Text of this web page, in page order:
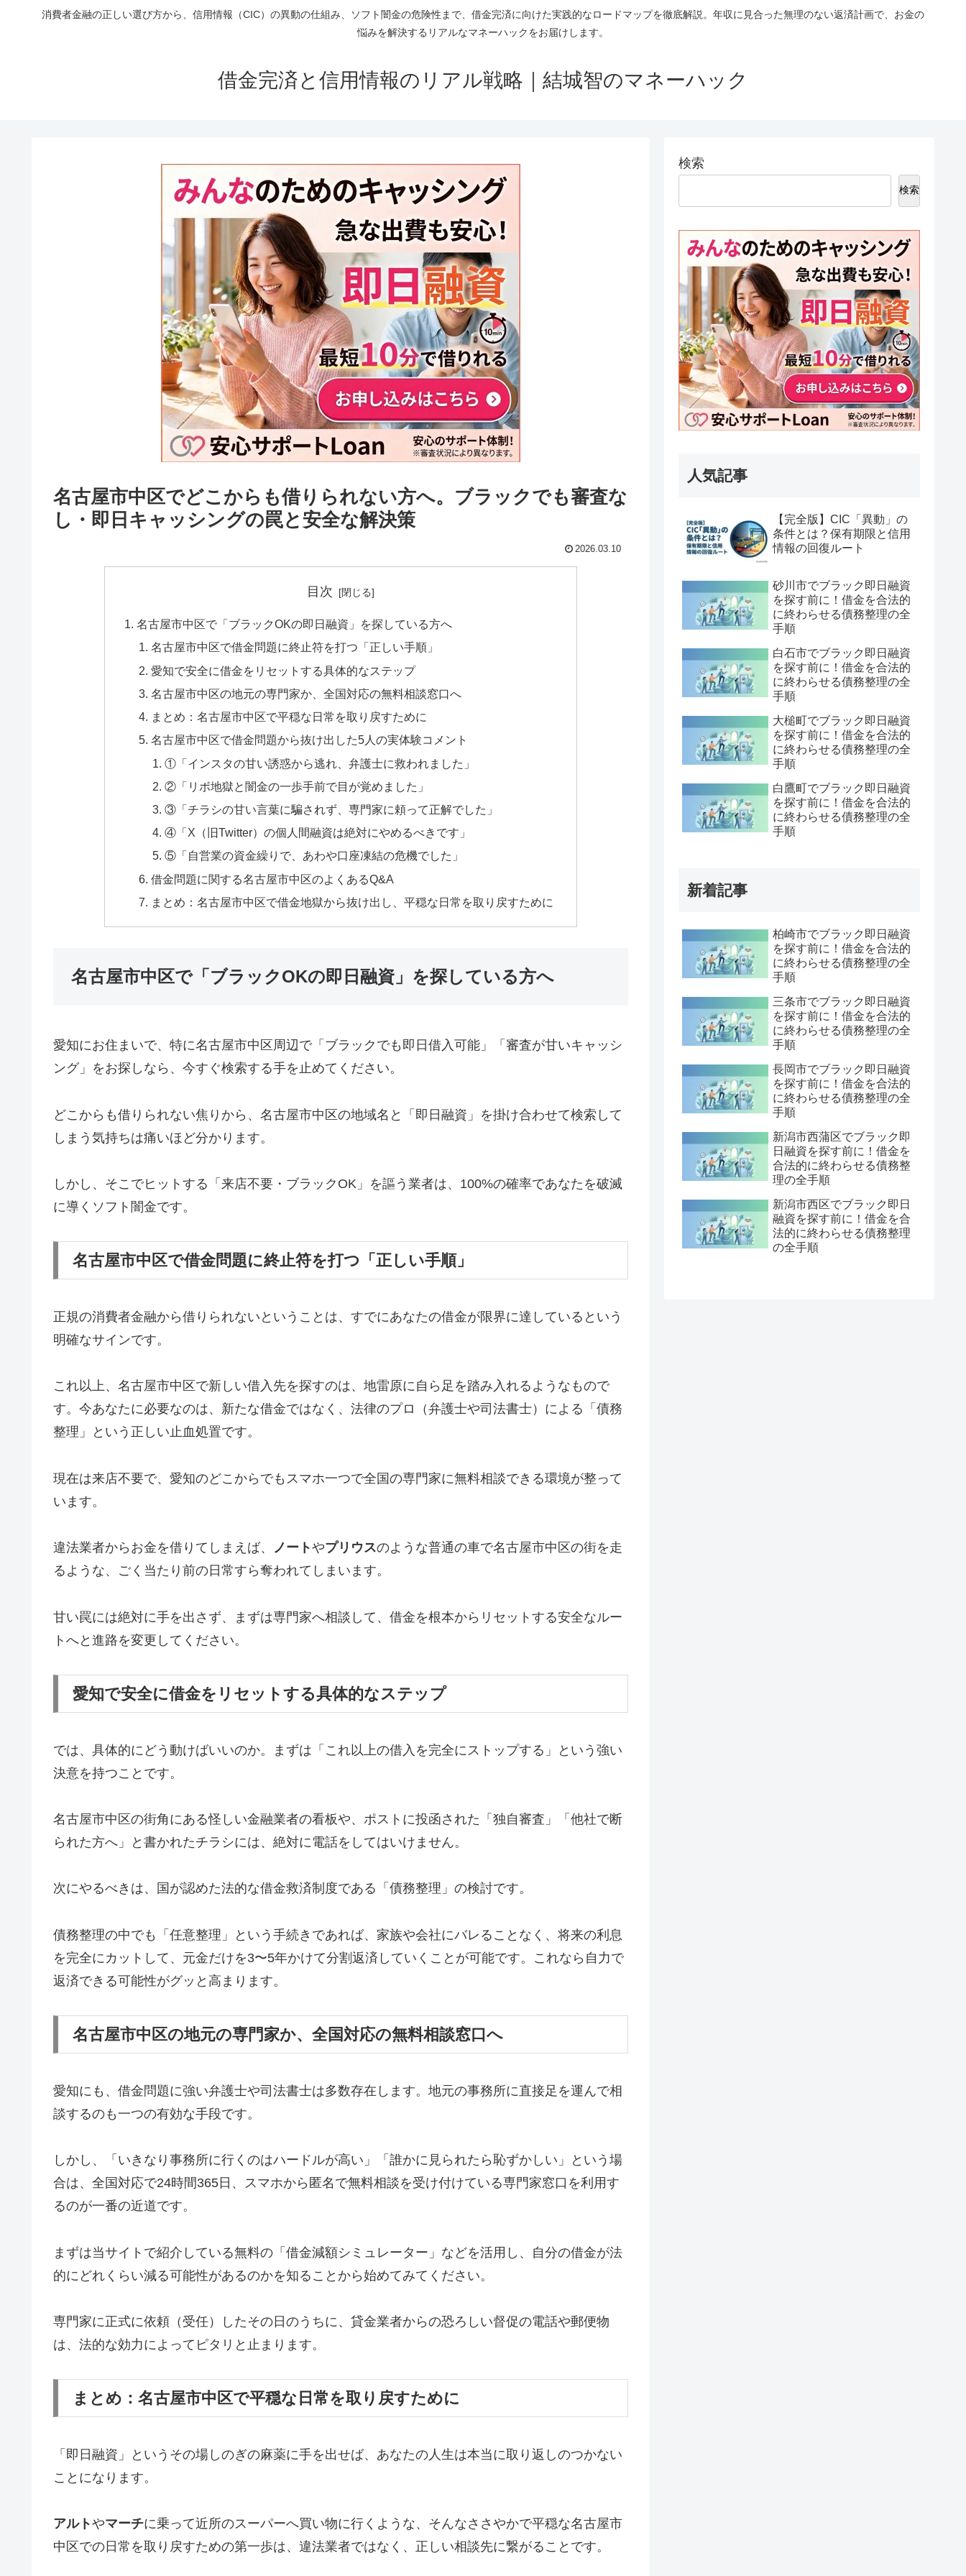
消費者金融の正しい選び方から、信用情報（CIC）の異動の仕組み、ソフト闇金の危険性まで、借金完済に向けた実践的なロードマップを徹底解説。年収に見合った無理のない返済計画で、お金の
悩みを解決するリアルなマネーハックをお届けします。
借金完済と信用情報のリアル戦略｜結城智のマネーハック
名古屋市中区でどこからも借りられない方へ。ブラックでも審査な
し・即日キャッシングの罠と安全な解決策
2026.03.10
目次
名古屋市中区で「ブラックOKの即日融資」を探している方へ
名古屋市中区で借金問題に終止符を打つ「正しい手順」
愛知で安全に借金をリセットする具体的なステップ
名古屋市中区の地元の専門家か、全国対応の無料相談窓口へ
まとめ：名古屋市中区で平穏な日常を取り戻すために
名古屋市中区で借金問題から抜け出した5人の実体験コメント
①「インスタの甘い誘惑から逃れ、弁護士に救われました」
②「リボ地獄と闇金の一歩手前で目が覚めました」
③「チラシの甘い言葉に騙されず、専門家に頼って正解でした」
④「X（旧Twitter）の個人間融資は絶対にやめるべきです」
⑤「自営業の資金繰りで、あわや口座凍結の危機でした」
借金問題に関する名古屋市中区のよくあるQ&A
まとめ：名古屋市中区で借金地獄から抜け出し、平穏な日常を取り戻すために
名古屋市中区で「ブラックOKの即日融資」を探している方へ
愛知にお住まいで、特に名古屋市中区周辺で「ブラックでも即日借入可能」「審査が甘いキャッシ
ング」をお探しなら、今すぐ検索する手を止めてください。
どこからも借りられない焦りから、名古屋市中区の地域名と「即日融資」を掛け合わせて検索して
しまう気持ちは痛いほど分かります。
しかし、そこでヒットする「来店不要・ブラックOK」を謳う業者は、100%の確率であなたを破滅
に導くソフト闇金です。
名古屋市中区で借金問題に終止符を打つ「正しい手順」
正規の消費者金融から借りられないということは、すでにあなたの借金が限界に達しているという
明確なサインです。
これ以上、名古屋市中区で新しい借入先を探すのは、地雷原に自ら足を踏み入れるようなもので
す。今あなたに必要なのは、新たな借金ではなく、法律のプロ（弁護士や司法書士）による「債務
整理」という正しい止血処置です。
現在は来店不要で、愛知のどこからでもスマホ一つで全国の専門家に無料相談できる環境が整って
います。
違法業者からお金を借りてしまえば、 ノートやプリウスのような普通の車で名古屋市中区の街を走
るような、ごく当たり前の日常すら奪われてしまいます。
甘い罠には絶対に手を出さず、まずは専門家へ相談して、借金を根本からリセットする安全なルー
トへと進路を変更してください。
愛知で安全に借金をリセットする具体的なステップ
では、具体的にどう動けばいいのか。まずは「これ以上の借入を完全にストップする」という強い
決意を持つことです。
名古屋市中区の街角にある怪しい金融業者の看板や、ポストに投函された「独自審査」「他社で断
られた方へ」と書かれたチラシには、絶対に電話をしてはいけません。
次にやるべきは、国が認めた法的な借金救済制度である「債務整理」の検討です。
債務整理の中でも「任意整理」という手続きであれば、家族や会社にバレることなく、将来の利息
を完全にカットして、元金だけを3〜5年かけて分割返済していくことが可能です。これなら自力で
返済できる可能性がグッと高まります。
名古屋市中区の地元の専門家か、全国対応の無料相談窓口へ
愛知にも、借金問題に強い弁護士や司法書士は多数存在します。地元の事務所に直接足を運んで相
談するのも一つの有効な手段です。
しかし、「いきなり事務所に行くのはハードルが高い」「誰かに見られたら恥ずかしい」という場
合は、全国対応で24時間365日、スマホから匿名で無料相談を受け付けている専門家窓口を利用す
るのが一番の近道です。
まずは当サイトで紹介している無料の「借金減額シミュレーター」などを活用し、自分の借金が法
的にどれくらい減る可能性があるのかを知ることから始めてみてください。
専門家に正式に依頼（受任）したその日のうちに、貸金業者からの恐ろしい督促の電話や郵便物
は、法的な効力によってピタリと止まります。
まとめ：名古屋市中区で平穏な日常を取り戻すために
「即日融資」というその場しのぎの麻薬に手を出せば、あなたの人生は本当に取り返しのつかない
ことになります。
アルトやマーチに乗って近所のスーパーへ買い物に行くような、そんなささやかで平穏な名古屋市
中区での日常を取り戻すための第一歩は、違法業者ではなく、正しい相談先に繋がることです。
検索
検索
人気記事
【完全版】CIC「異動」の
条件とは？保有期限と信用
情報の回復ルート
砂川市でブラック即日融資
を探す前に！借金を合法的
に終わらせる債務整理の全
手順
白石市でブラック即日融資
を探す前に！借金を合法的
に終わらせる債務整理の全
手順
大槌町でブラック即日融資
を探す前に！借金を合法的
に終わらせる債務整理の全
手順
白鷹町でブラック即日融資
を探す前に！借金を合法的
に終わらせる債務整理の全
手順
新着記事
柏崎市でブラック即日融資
を探す前に！借金を合法的
に終わらせる債務整理の全
手順
三条市でブラック即日融資
を探す前に！借金を合法的
に終わらせる債務整理の全
手順
長岡市でブラック即日融資
を探す前に！借金を合法的
に終わらせる債務整理の全
手順
新潟市西蒲区でブラック即
日融資を探す前に！借金を
合法的に終わらせる債務整
理の全手順
新潟市西区でブラック即日
融資を探す前に！借金を合
法的に終わらせる債務整理
の全手順